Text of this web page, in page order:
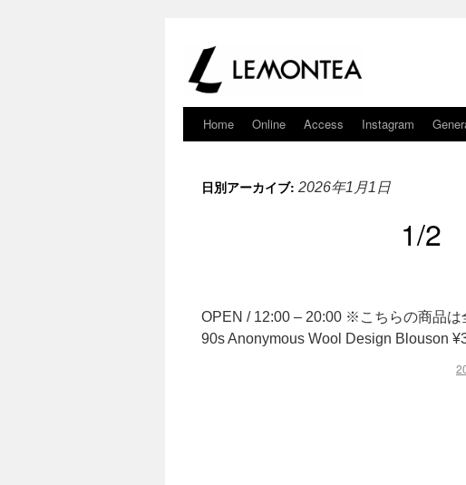
Home Online Access Instagram
日別アーカイブ: 2026年1月1日
1/2
OPEN / 12:00 – 20:00 ※こちらの商品
90s Anonymous Wool Design Blouson